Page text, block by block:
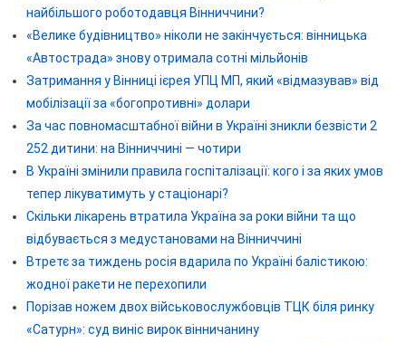
найбільшого роботодавця Вінниччини?
«Велике будівництво» ніколи не закінчується: вінницька
«Автострада» знову отримала сотні мільйонів
Затримання у Вінниці ієрея УПЦ МП, який «відмазував» від
мобілізації за «богопротивні» долари
За час повномасштабної війни в Україні зникли безвісти 2
252 дитини: на Вінниччині — чотири
В Україні змінили правила госпіталізації: кого і за яких умов
тепер лікуватимуть у стаціонарі?
Скільки лікарень втратила Україна за роки війни та що
відбувається з медустановами на Вінниччині
Втретє за тиждень росія вдарила по Україні балістикою:
жодної ракети не перехопили
Порізав ножем двох військовослужбовців ТЦК біля ринку
«Сатурн»: суд виніс вирок вінничанину